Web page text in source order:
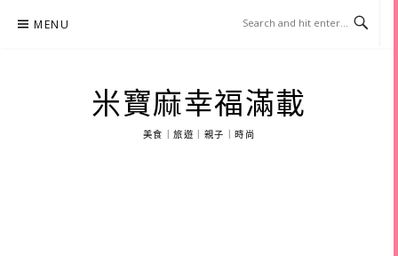
MENU
米寶麻幸福滿載
美食｜旅遊｜親子｜時尚